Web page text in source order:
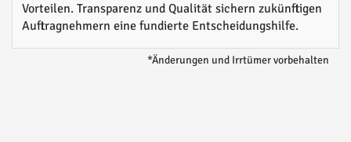
Vorteilen. Transparenz und Qualität sichern zukünftigen
Auftragnehmern eine fundierte Entscheidungshilfe.
*Änderungen und Irrtümer vorbehalten